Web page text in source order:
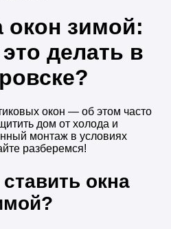
окон зимой:
делать в
окон — об этом часто
дом от холода и
монтаж в условиях
разберемся!
окна